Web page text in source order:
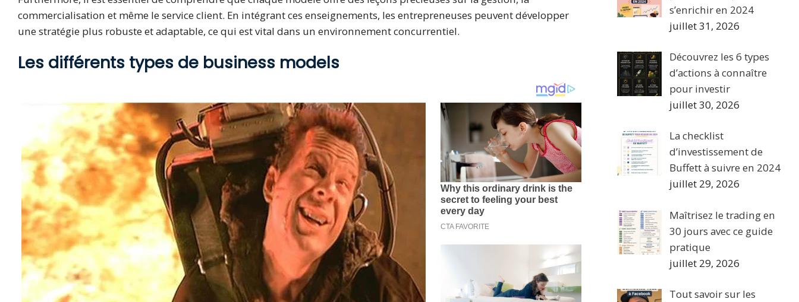
commercialisation et même le service client. En intégrant ces enseignements, les entrepreneuses peuvent développer
une stratégie plus robuste et adaptable, ce qui est vital dans un environnement concurrentiel.
Les différents types de business models
s’enrichir en 2024
juillet 31, 2026
Découvrez les 6 types
d’actions à connaître
pour investir
juillet 30, 2026
La checklist
d’investissement de
Buffett à suivre en 2024
juillet 29, 2026
Maîtrisez le trading en
30 jours avec ce guide
pratique
juillet 29, 2026
Tout savoir sur les